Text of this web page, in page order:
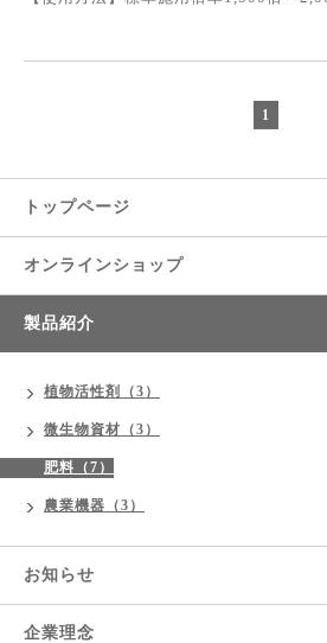
1
トップページ
オンラインショップ
製品紹介
植物活性剤（3）
微生物資材（3）
肥料（7）
農業機器（3）
お知らせ
企業理念